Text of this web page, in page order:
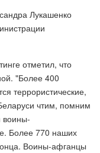
Лукашенко
отметил, что
"Более 400
террористические,
чтим, помним
воины-
Более 770 наших
Воины-афганцы